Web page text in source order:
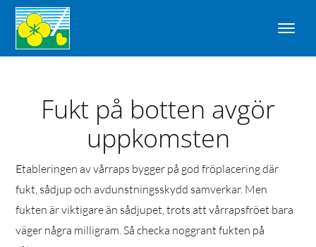
Fukt på botten avgör
uppkomsten
Etableringen av vårraps bygger på god fröplacering där
fukt, sådjup och avdunstningsskydd samverkar. Men
fukten är viktigare än sådjupet, trots att vårrapsfröet bara
väger några milligram. Så checka noggrant fukten på